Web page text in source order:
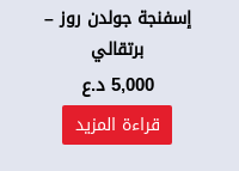
إسفنجة جولدن روز –
برتقالي
5,000د.ع
قراءة المزيد